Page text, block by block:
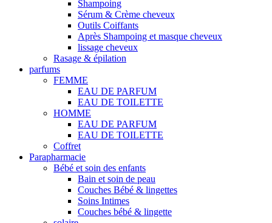
Shampoing
Sérum & Crème cheveux
Outils Coiffants
Après Shampoing et masque cheveux
lissage cheveux
Rasage & épilation
parfums
FEMME
EAU DE PARFUM
EAU DE TOILETTE
HOMME
EAU DE PARFUM
EAU DE TOILETTE
Coffret
Parapharmacie
Bébé et soin des enfants
Bain et soin de peau
Couches Bébé & lingettes
Soins Intimes
Couches bébé & lingette